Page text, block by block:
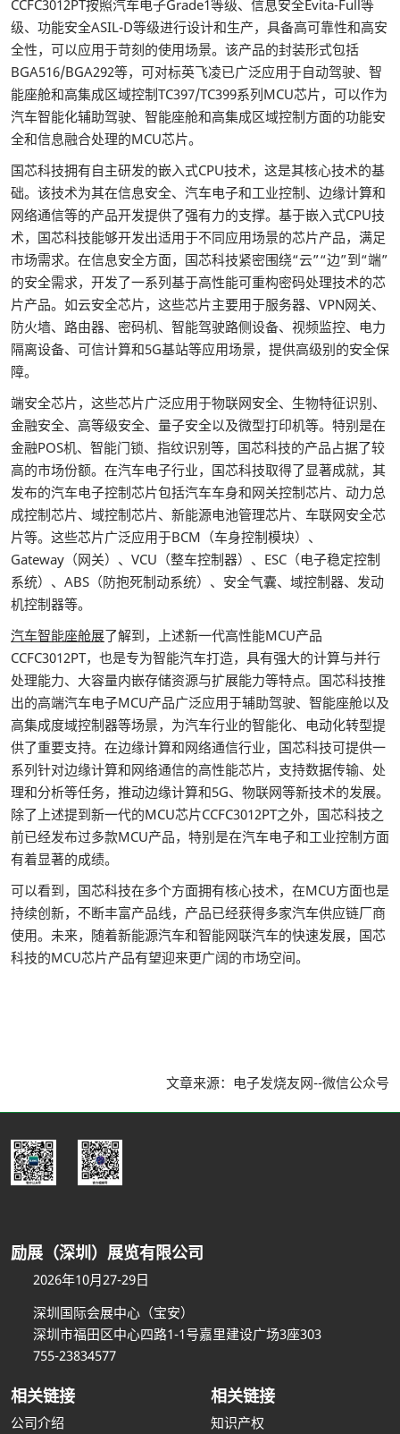
CCFC3012PT按照汽车电子Grade1等级、信息安全Evita-Full等
级、功能安全ASIL-D等级进行设计和生产，具备高可靠性和高安
全性，可以应用于苛刻的使用场景。该产品的封装形式包括
BGA516/BGA292等，可对标英飞凌已广泛应用于自动驾驶、智
能座舱和高集成区域控制TC397/TC399系列MCU芯片，可以作为
汽车智能化辅助驾驶、智能座舱和高集成区域控制方面的功能安
全和信息融合处理的MCU芯片。
国芯科技拥有自主研发的嵌入式CPU技术，这是其核心技术的基
础。该技术为其在信息安全、汽车电子和工业控制、边缘计算和
网络通信等的产品开发提供了强有力的支撑。基于嵌入式CPU技
术，国芯科技能够开发出适用于不同应用场景的芯片产品，满足
市场需求。在信息安全方面，国芯科技紧密围绕“云”“边”到“端”
的安全需求，开发了一系列基于高性能可重构密码处理技术的芯
片产品。如云安全芯片，这些芯片主要用于服务器、VPN网关、
防火墙、路由器、密码机、智能驾驶路侧设备、视频监控、电力
隔离设备、可信计算和5G基站等应用场景，提供高级别的安全保
障。
端安全芯片，这些芯片广泛应用于物联网安全、生物特征识别、
金融安全、高等级安全、量子安全以及微型打印机等。特别是在
金融POS机、智能门锁、指纹识别等，国芯科技的产品占据了较
高的市场份额。在汽车电子行业，国芯科技取得了显著成就，其
发布的汽车电子控制芯片包括汽车车身和网关控制芯片、动力总
成控制芯片、域控制芯片、新能源电池管理芯片、车联网安全芯
片等。这些芯片广泛应用于BCM（车身控制模块）、
Gateway（网关）、VCU（整车控制器）、ESC（电子稳定控制
系统）、ABS（防抱死制动系统）、安全气囊、域控制器、发动
机控制器等。
汽车智能座舱展了解到，上述新一代高性能MCU产品
CCFC3012PT，也是专为智能汽车打造，具有强大的计算与并行
处理能力、大容量内嵌存储资源与扩展能力等特点。国芯科技推
出的高端汽车电子MCU产品广泛应用于辅助驾驶、智能座舱以及
高集成度域控制器等场景，为汽车行业的智能化、电动化转型提
供了重要支持。在边缘计算和网络通信行业，国芯科技可提供一
系列针对边缘计算和网络通信的高性能芯片，支持数据传输、处
理和分析等任务，推动边缘计算和5G、物联网等新技术的发展。
除了上述提到新一代的MCU芯片CCFC3012PT之外，国芯科技之
前已经发布过多款MCU产品，特别是在汽车电子和工业控制方面
有着显著的成绩。
可以看到，国芯科技在多个方面拥有核心技术，在MCU方面也是
持续创新，不断丰富产品线，产品已经获得多家汽车供应链厂商
使用。未来，随着新能源汽车和智能网联汽车的快速发展，国芯
科技的MCU芯片产品有望迎来更广阔的市场空间。
文章来源：电子发烧友网--微信公众号
励展（深圳）展览有限公司
2026年10月27-29日
深圳国际会展中心（宝安）
深圳市福田区中心四路1-1号嘉里建设广场3座303
755-23834577
相关链接
公司介绍
相关链接
知识产权